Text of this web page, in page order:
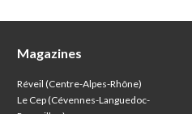
Magazines
Réveil (Centre-Alpes-Rhône)
Le Cep (Cévennes-Languedoc-